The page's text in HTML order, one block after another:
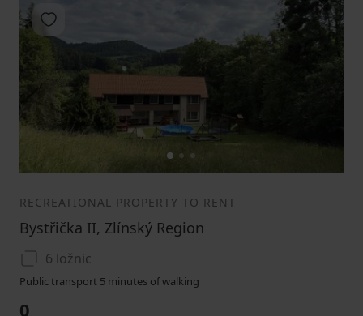
12 3
Add to favorites
RECREATIONAL PROPERTY TO RENT
Bystřička II, Zlínský Region
6 ložnic
Public transport 5 minutes of walking
0